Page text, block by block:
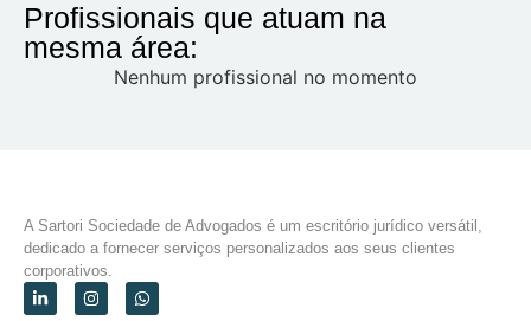
Profissionais que atuam na
mesma área:
Nenhum profissional no momento
A Sartori Sociedade de Advogados é um escritório jurídico versátil,
dedicado a fornecer serviços personalizados aos seus clientes
corporativos.